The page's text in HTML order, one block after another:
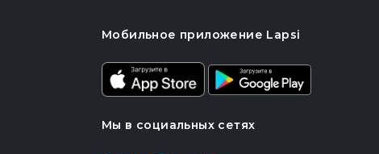
Мобильное приложение Lapsi
Мы в социальных сетях